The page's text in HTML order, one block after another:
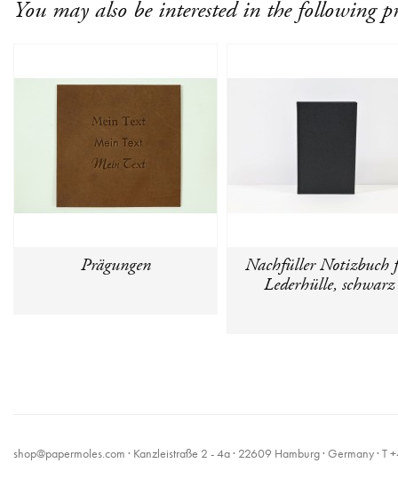
You may also be interested in the following
Prägungen
Nachfüller Notizbuch
Lederhülle, schwarz
shop@papermoles.com · Kanzleistraße 2 - 4a · 22609 Hamburg · Germany ·